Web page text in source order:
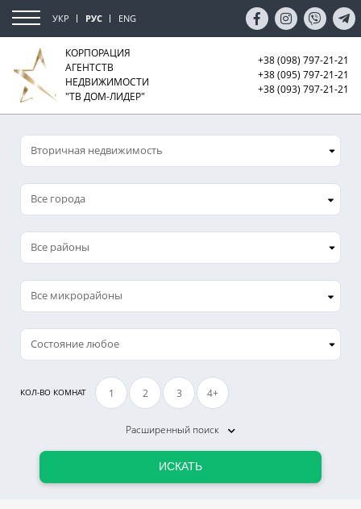
УКР РУС ENG
КОРПОРАЦИЯ
АГЕНТСТВ
НЕДВИЖИМОСТИ
"ТВ ДОМ-ЛИДЕР"
+38 (098) 797-21-21
+38 (095) 797-21-21
+38 (093) 797-21-21
Все города
Все микрорайоны
КОЛ-ВО КОМНАТ 1 2 3 4+
Расширенный поиск
ИСКАТЬ